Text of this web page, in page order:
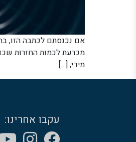
אם נכנסתם לכתבה הזו,
מכרעת לכמות החזרות
מידי, […]
עקבו אחרינו: